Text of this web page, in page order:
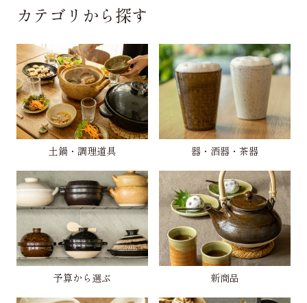
カテゴリから探す
土鍋・調理道具 器・酒器・茶器
予算から選ぶ 新商品